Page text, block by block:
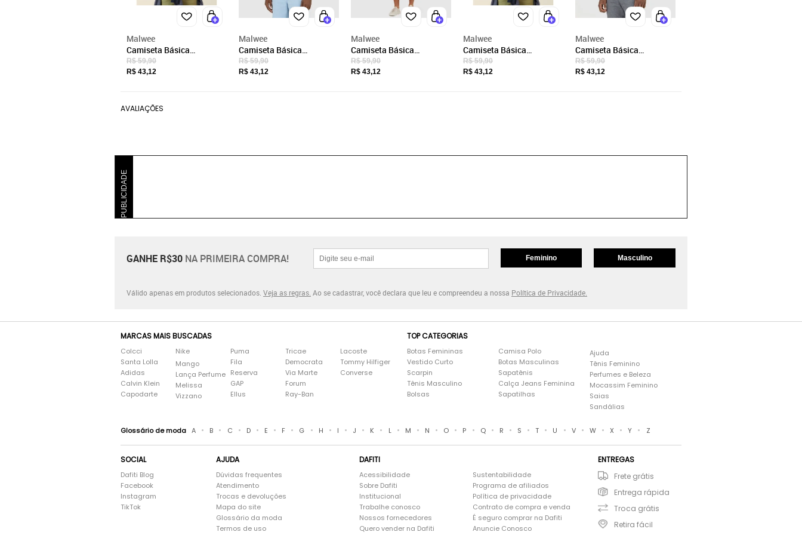
Malwee
Camiseta Básica
Masculina Gola V Em
Algodão
R$ 59,90
R$ 43,12
Malwee
Camiseta Básica
Masculina Gola V Em
Algodão
R$ 59,90
R$ 43,12
Malwee
Camiseta Básica
Masculina Gola V Em
Algodão
R$ 59,90
R$ 43,12
Malwee
Camiseta Básica
Masculina Gola V Em
Algodão
R$ 59,90
R$ 43,12
Malwee
Camiseta Básica
Masculina Gola V Em
Algodão
R$ 59,90
R$ 43,12
AVALIAÇÕES
PUBLICIDADE
GANHE R$30 NA PRIMEIRA COMPRA! Feminino Masculino
Válido apenas em produtos selecionados. Veja as regras. Ao se cadastrar, você declara que leu e compreendeu a nossa Política de Privacidade.
MARCAS MAIS BUSCADAS
Colcci
Santa Lolla
Adidas
Calvin Klein
Capodarte
Nike
Mango
Lança Perfume
Melissa
Vizzano
Puma
Fila
Reserva
GAP
Ellus
Tricae
Democrata
Via Marte
Forum
Ray-Ban
Lacoste
Tommy Hilfiger
Converse
TOP CATEGORIAS
Botas Femininas
Vestido Curto
Scarpin
Tênis Masculino
Bolsas
Camisa Polo
Botas Masculinas
Sapatênis
Calça Jeans Feminina
Sapatilhas
Ajuda
Tênis Feminino
Perfumes e Beleza
Mocassim Feminino
Saias
Sandálias
Glossário de moda A • B • C • D • E • F • G • H • I • J • K • L • M • N • O • P • Q • R • S • T • U • V • W • X • Y • Z
SOCIAL
Dafiti Blog
Facebook
Instagram
TikTok
AJUDA
Dúvidas frequentes
Atendimento
Trocas e devoluções
Mapa do site
Glossário da moda
Termos de uso
DAFITI
Acessibilidade
Sobre Dafiti
Institucional
Trabalhe conosco
Nossos fornecedores
Quero vender na Dafiti
Sustentabilidade
Programa de afiliados
Política de privacidade
Contrato de compra e venda
É seguro comprar na Dafiti
Anuncie Conosco
ENTREGAS
Frete grátis
Entrega rápida
Troca grátis
Retira fácil